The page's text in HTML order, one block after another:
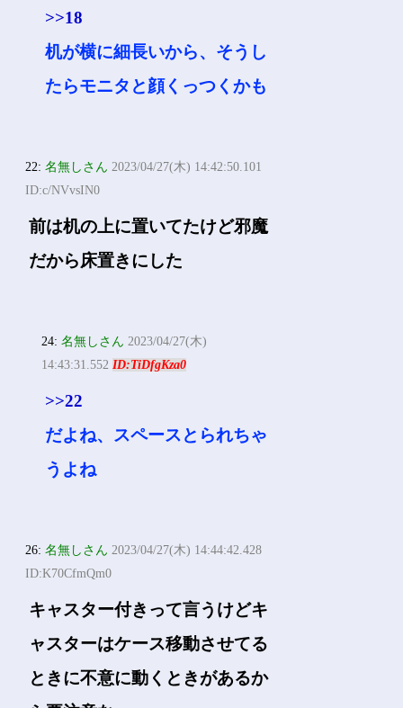
>>18
机が横に細長いから、そうし
たらモニタと顔くっつくかも
22:名無しさん 2023/04/27(木) 14:42:50.101
ID:c/NVvsIN0
前は机の上に置いてたけど邪魔
だから床置きにした
24:名無しさん 2023/04/27(木)
14:43:31.552ID:TiDfgKza0
>>22
だよね、スペースとられちゃ
うよね
26:名無しさん 2023/04/27(木) 14:44:42.428
ID:K70CfmQm0
キャスター付きって言うけどキ
ャスターはケース移動させてる
ときに不意に動くときがあるか